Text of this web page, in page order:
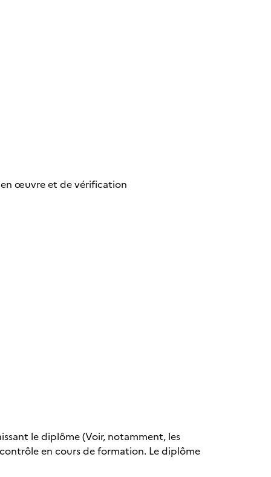
en œuvre et de vérification
le diplôme (Voir, notamment, les
en cours de formation. Le diplôme